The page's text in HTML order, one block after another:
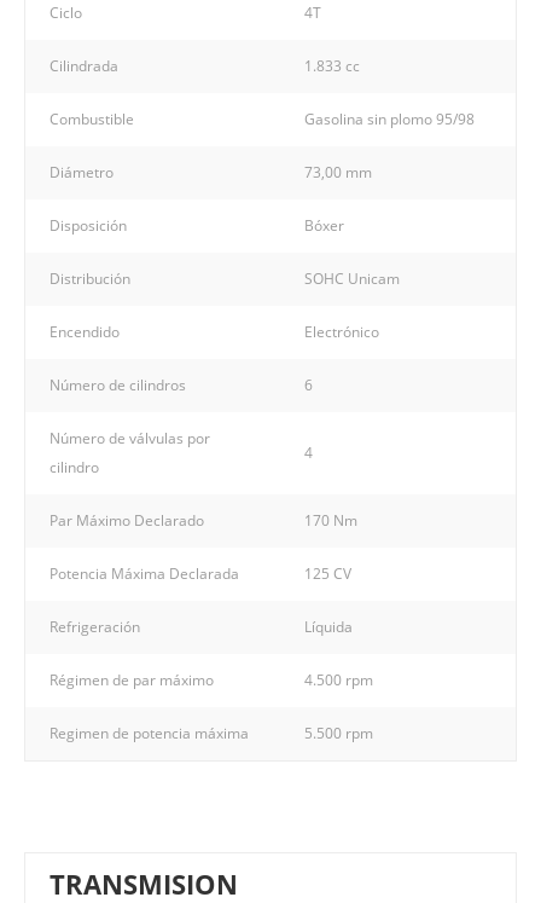
Ciclo 4T
Cilindrada 1.833 cc
Combustible Gasolina sin plomo 95/98
Diámetro 73,00 mm
Disposición Bóxer
Distribución SOHC Unicam
Encendido Electrónico
Número de cilindros 6
Número de válvulas por
cilindro
4
Par Máximo Declarado 170 Nm
Potencia Máxima Declarada 125 CV
Refrigeración Líquida
Régimen de par máximo 4.500 rpm
Regimen de potencia máxima 5.500 rpm
TRANSMISION